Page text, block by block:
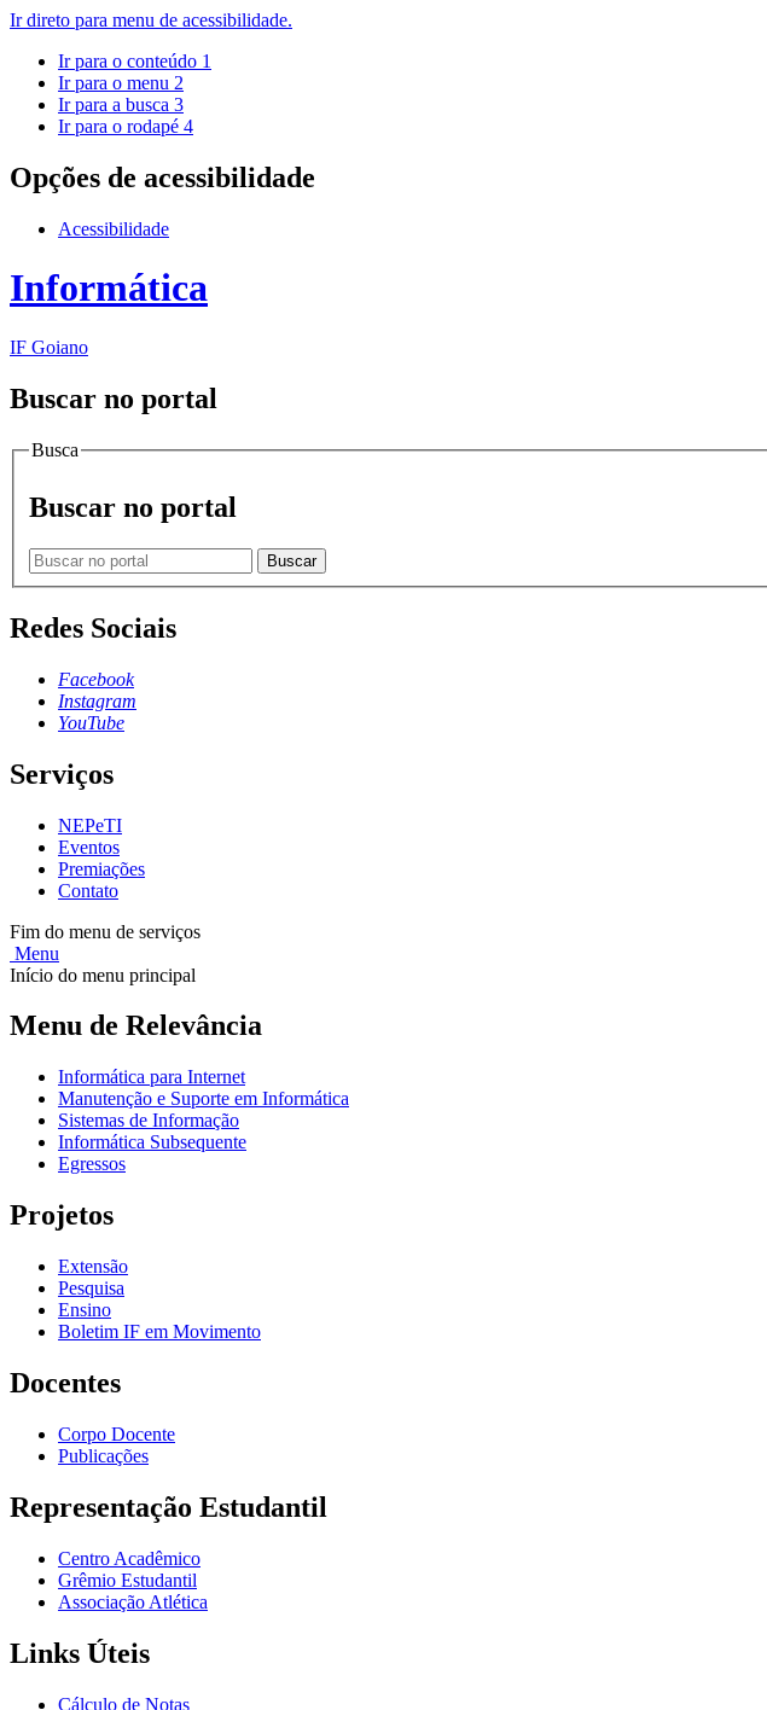
Ir direto para menu de acessibilidade.
Ir para o conteúdo 1
Ir para o menu 2
Ir para a busca 3
Ir para o rodapé 4
Opções de acessibilidade
Acessibilidade
Informática
IF Goiano
Buscar no portal
Busca
Buscar no portal
Buscar
Redes Sociais
Facebook
Instagram
YouTube
Serviços
NEPeTI
Eventos
Premiações
Contato
Fim do menu de serviços
Menu
Início do menu principal
Menu de Relevância
Informática para Internet
Manutenção e Suporte em Informática
Sistemas de Informação
Informática Subsequente
Egressos
Projetos
Extensão
Pesquisa
Ensino
Boletim IF em Movimento
Docentes
Corpo Docente
Publicações
Representação Estudantil
Centro Acadêmico
Grêmio Estudantil
Associação Atlética
Links Úteis
Cálculo de Notas